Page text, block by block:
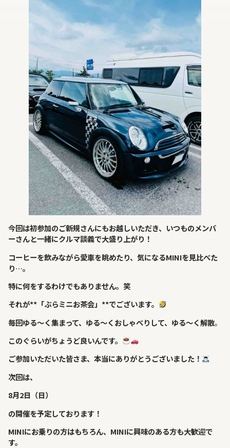
今回は初参加のご新規さんにもお越しいただき、いつものメンバ
ーさんと一緒にクルマ談義で大盛り上がり！
コーヒーを飲みながら愛車を眺めたり、気になるMINIを見比べた
り…。
特に何をするわけでもありません。笑
それが**「ぶらミニお茶会」**でございます。
毎回ゆる～く集まって、ゆる～くおしゃべりして、ゆる～く解散。
このぐらいがちょうど良いんです。
ご参加いただいた皆さま、本当にありがとうございました！
次回は、
8月2日（日）
の開催を予定しております！
MINIにお乗りの方はもちろん、MINIに興味のある方も大歓迎で
す。